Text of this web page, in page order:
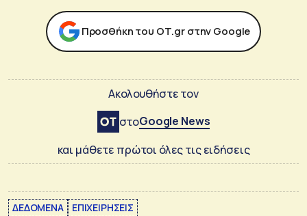
Προσθήκη του ΟΤ.gr στην Google
Ακολουθήστε τον
στοGoogle News
και μάθετε πρώτοι όλες τις ειδήσεις
ΔΕΔΟΜΕΝΑ ΕΠΙΧΕΙΡΗΣΕΙΣ